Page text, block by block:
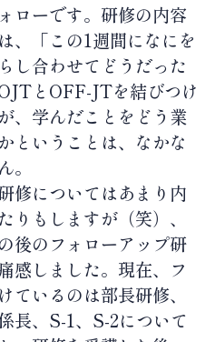
ローです。研修の内容
、「この1週間になにを
し合わせてどうだった
とOFF-JTを結びつけ
、学んだことをどう業
ということは、なかな
。
修についてはあまり内
りもしますが（笑）、
後のフォローアップ研
感しました。現在、フ
ているのは部長研修、
長、S-1、S-2について